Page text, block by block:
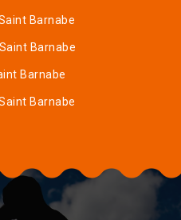
Barnabe
Barnabe
Barnabe
Barnabe